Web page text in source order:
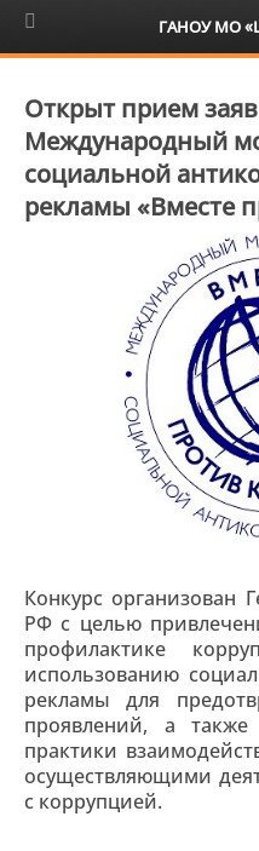
6+
Открыт прием
Международный
социальной
рекламы «Вместе
Конкурс организован
РФ с целью
профилактике
использованию
рекламы для
проявлений, а
практики
осуществляющими
с коррупцией.
ГАНОУ МО